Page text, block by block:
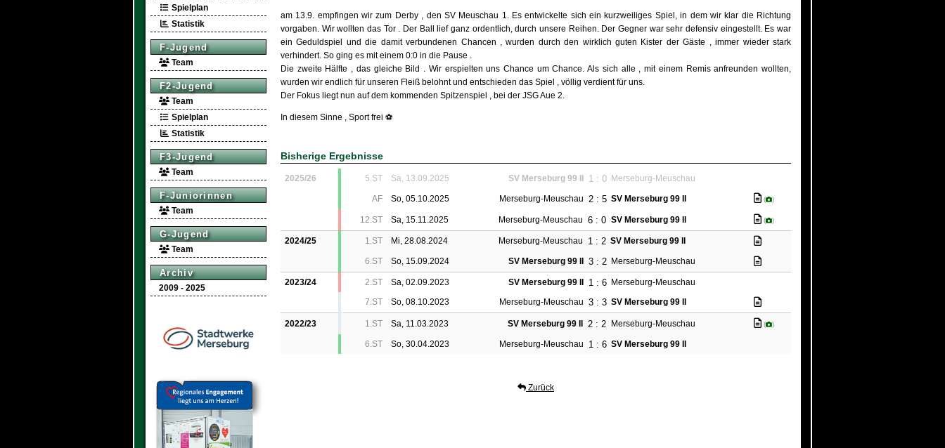
Spielplan
Statistik
F-Jugend
Team
F2-Jugend
Team
Spielplan
Statistik
F3-Jugend
Team
F-Juniorinnen
Team
G-Jugend
Team
Archiv
2009 - 2025
am 13.9. empfingen wir zum Derby , den SV Meuschau 1. Es entwickelte sich ein kurzweiliges Spiel, in dem wir klar die Richtung
vorgaben. Wir wollten das Tor . Der Ball lief ganz ordentlich, durch unsere Reihen. Der Gegner war sehr defensiv eingestellt. Es war
ein Geduldspiel und die damit verbundenen Chancen , wurden durch den wirklich guten Kister der Gäste , immer wieder stark
verhindert. So ging es mit einem 0:0 in die Pause .
Die zweite Hälfte , das gleiche Bild . Wir erspielten uns Chance um Chance. Als sich alle , mit einem Remis anfreunden wollten,
wurden wir endlich für unseren Fleiß belohnt und entschieden das Spiel , völlig verdient für uns.
Der Fokus liegt nun auf dem kommenden Spitzenspiel , bei der JSG Aue 2.
In diesem Sinne , Sport frei ⚽️
Bisherige Ergebnisse
2025/26 5.ST Sa, 13.09.2025 SV Merseburg 99 II 1 : 0 Merseburg-Meuschau
AF So, 05.10.2025 Merseburg-Meuschau 2 : 5 SV Merseburg 99 II ( )
12.ST Sa, 15.11.2025 Merseburg-Meuschau 6 : 0 SV Merseburg 99 II ( )
2024/25 1.ST Mi, 28.08.2024 Merseburg-Meuschau 1 : 2 SV Merseburg 99 II
6.ST So, 15.09.2024 SV Merseburg 99 II 3 : 2 Merseburg-Meuschau
2023/24 2.ST Sa, 02.09.2023 SV Merseburg 99 II 1 : 6
Merseburg-Meuschau
7.ST
So, 08.10.2023 Merseburg-Meuschau 3 : 3 SV Merseburg 99 II
2022/23 1.ST Sa, 11.03.2023 SV Merseburg 99 II 2 : 2 Merseburg-Meuschau ( )
6.ST So, 30.04.2023 Merseburg-Meuschau 1 : 6 SV Merseburg 99 II
Zurück